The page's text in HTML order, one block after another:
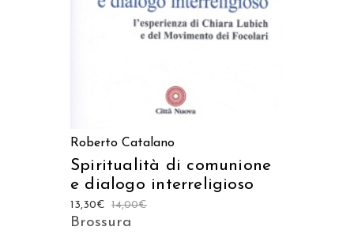
Roberto Catalano
Spiritualità di comunione
e dialogo interreligioso
14,00€
13,30€
Brossura